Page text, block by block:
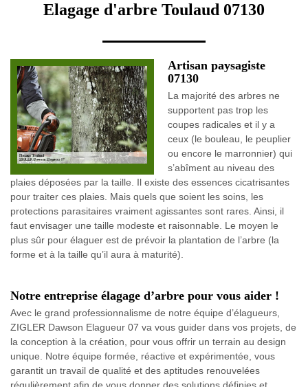
Elagage d'arbre Toulaud 07130
Artisan paysagiste
07130
La majorité des arbres ne
supportent pas trop les
coupes radicales et il y a
ceux (le bouleau, le peuplier
ou encore le marronnier) qui
s’abîment au niveau des
plaies déposées par la taille. Il existe des essences cicatrisantes
pour traiter ces plaies. Mais quels que soient les soins, les
protections parasitaires vraiment agissantes sont rares. Ainsi, il
faut envisager une taille modeste et raisonnable. Le moyen le
plus sûr pour élaguer est de prévoir la plantation de l’arbre (la
forme et à la taille qu’il aura à maturité).
Notre entreprise élagage d’arbre pour vous aider !
Avec le grand professionnalisme de notre équipe d’élagueurs,
ZIGLER Dawson Elagueur 07 va vous guider dans vos projets, de
la conception à la création, pour vous offrir un terrain au design
unique. Notre équipe formée, réactive et expérimentée, vous
garantit un travail de qualité et des aptitudes renouvelées